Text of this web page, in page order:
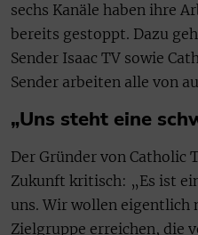
sechs Kanäle haben ihre
bereits gestoppt. Dazu
Sender Isaac TV sowie
Sender arbeiten alle von
„Uns steht eine
Der Gründer von Catholic
Zukunft kritisch: „Es ist
uns. Wir wollen eigentlich
Zielgruppe erreichen, die